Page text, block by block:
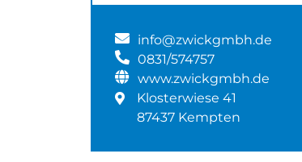
info@zwickgmbh.de
0831/574757
www.zwickgmbh.de
Klosterwiese 41
87437 Kempten